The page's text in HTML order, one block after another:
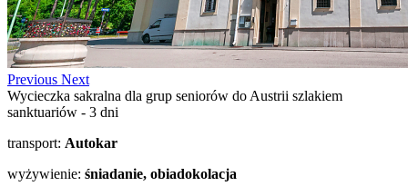
Previous Next
Wycieczka sakralna dla grup seniorów do Austrii szlakiem
sanktuariów - 3 dni
transport: Autokar
wyżywienie: śniadanie, obiadokolacja